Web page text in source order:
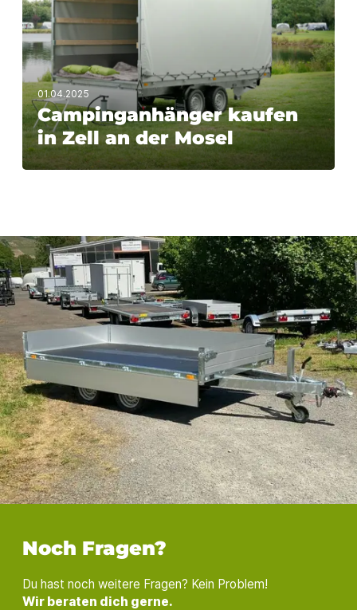
01.04.2025
Campinganhänger kaufen
in Zell an der Mosel
Noch Fragen?
Du hast noch weitere Fragen? Kein Problem!
Wir beraten dich gerne.